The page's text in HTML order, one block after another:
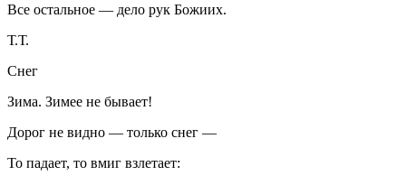
Все остальное — дело рук Божиих.
Т.Т.
Снег
Зима. Зимее не бывает!
Дорог не видно — только снег —
То падает, то вмиг взлетает: